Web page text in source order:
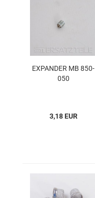
EX­PAN­DER MB 850-​
050
3,18 EUR